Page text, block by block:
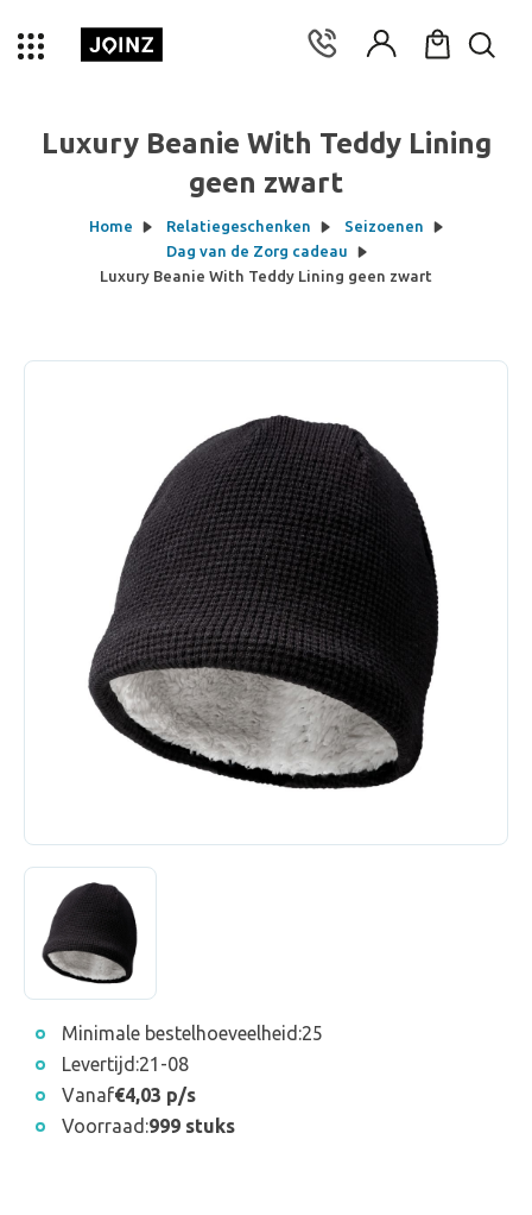
Luxury Beanie With Teddy Lining
geen zwart
Home Relatiegeschenken
Seizoenen
Dag van de Zorg cadeau
Luxury Beanie With Teddy Lining geen zwart
Minimale bestelhoeveelheid:25
Levertijd:21-08
Vanaf€4,03 p/s
Voorraad:999 stuks